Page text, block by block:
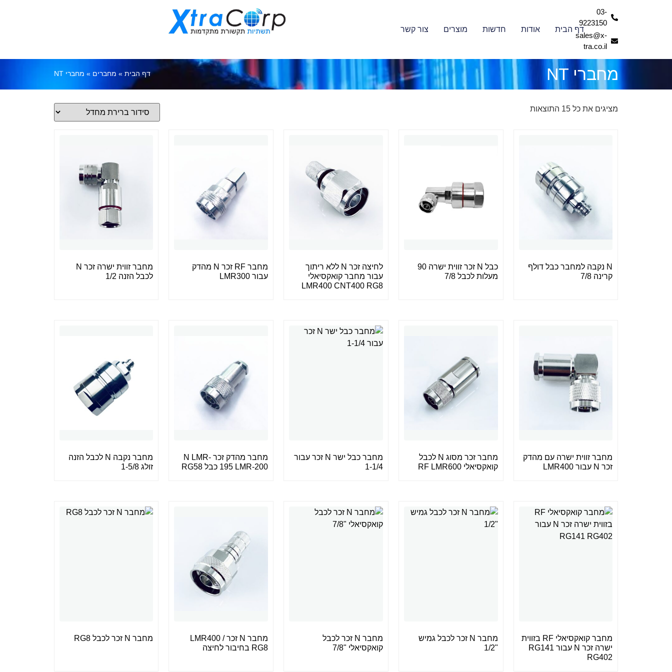
דף הבית אודות חדשות מוצרים צור קשר
03-
9223150
sales@x-
tra.co.il
מחברי NT דף הבית » מחברים » מחברי NT
מציגים את כל ⁦15⁩ התוצאות
N נקבה למחבר כבל דולף
קרינה 7/8
כבל N זכר זווית ישרה 90
מעלות לכבל 7/8
לחיצה זכר N ללא ריתוך
עבור מחבר קואקסיאלי
LMR400 CNT400 RG8
מחבר RF זכר N מהדק
עבור LMR300
מחבר זווית ישרה זכר N
לכבל הזנה 1/2
מחבר זווית ישרה עם מהדק
זכר N עבור LMR400
מחבר זכר מסוג N לכבל
קואקסיאלי RF LMR600
מחבר כבל ישר N זכר עבור
1-1/4
מחבר מהדק זכר N LMR-
195 LMR-200 כבל RG58
מחבר נקבה N לכבל הזנה
זולג 1-5/8
מחבר קואקסיאלי RF בזווית
ישרה זכר N עבור RG141
RG402
מחבר N זכר לכבל גמיש
"1/2
מחבר N זכר לכבל
קואקסיאלי "7/8
מחבר N זכר LMR400 /
RG8 בחיבור לחיצה
מחבר N זכר לכבל RG8